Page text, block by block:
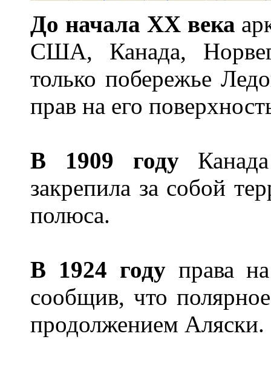
До начала ХХ века
США, Канада,
только побережье
прав на его
В 1909 годуКанада
закрепила за собой
полюса.
В 1924 годуправа
сообщив, что
продолжением Аляски.